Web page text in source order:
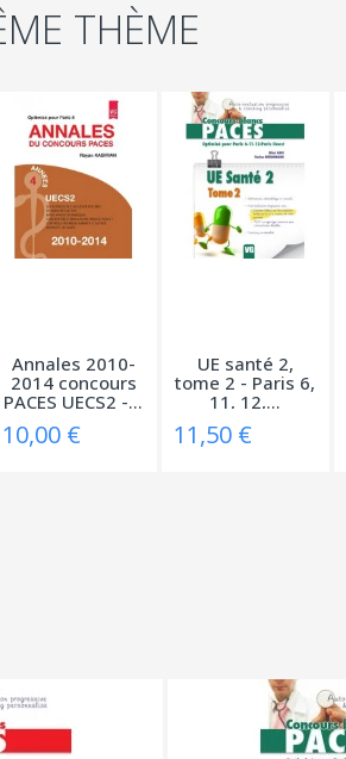
THÈME
Annales 2010-
2014 concours
PACES UECS2 -...
10,00 €
UE santé 2,
tome 2 - Paris 6,
11, 12,...
11,50 €